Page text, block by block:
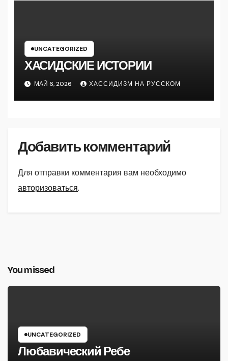
UNCATEGORIZED
ХАСИДСКИЕ ИСТОРИИ
МАЙ 6, 2026 ХАССИДИЗМ НА РУССКОМ
Добавить комментарий
Для отправки комментария вам необходимо
авторизоваться.
You missed
UNCATEGORIZED
Любавический Ребе